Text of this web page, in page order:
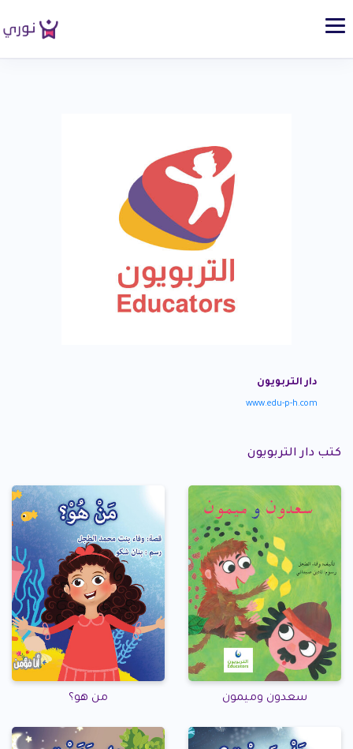
دار التربويون
www.edu-p-h.com
كتب دار التربويون
سعدون وميمون من هو؟